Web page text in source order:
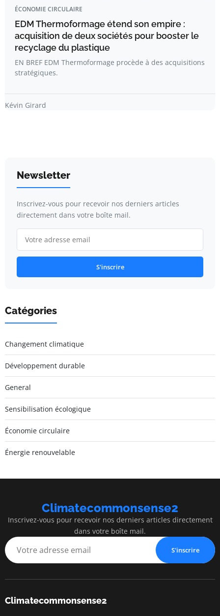
ÉCONOMIE CIRCULAIRE
EDM Thermoformage étend son empire :
acquisition de deux sociétés pour booster le
recyclage du plastique
EN BREF EDM Thermoformage procède à des acquisitions
stratégiques.
Kévin Girard
Newsletter
Inscrivez-vous pour recevoir nos derniers articles
directement dans votre boîte mail.
S'inscrire
Catégories
Changement climatique
Développement durable
General
Sensibilisation écologique
Économie circulaire
Énergie renouvelable
Climatecommonsense2
Inscrivez-vous pour recevoir nos derniers articles directement
dans votre boîte mail.
S'inscrire
Climatecommonsense2